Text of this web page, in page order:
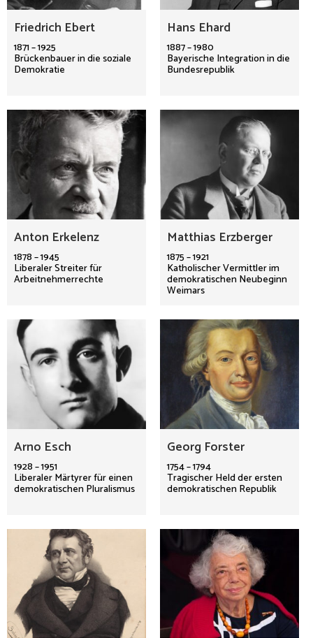
Friedrich Ebert
1871 – 1925
Brückenbauer in die soziale
Demokratie
Hans Ehard
1887 – 1980
Bayerische Integration in die
Bundesrepublik
Anton Erkelenz
1878 – 1945
Liberaler Streiter für
Arbeitnehmerrechte
Matthias Erzberger
1875 – 1921
Katholischer Vermittler im
demokratischen Neubeginn
Weimars
Arno Esch
1928 – 1951
Liberaler Märtyrer für einen
demokratischen Pluralismus
Georg Forster
1754 – 1794
Tragischer Held der ersten
demokratischen Republik